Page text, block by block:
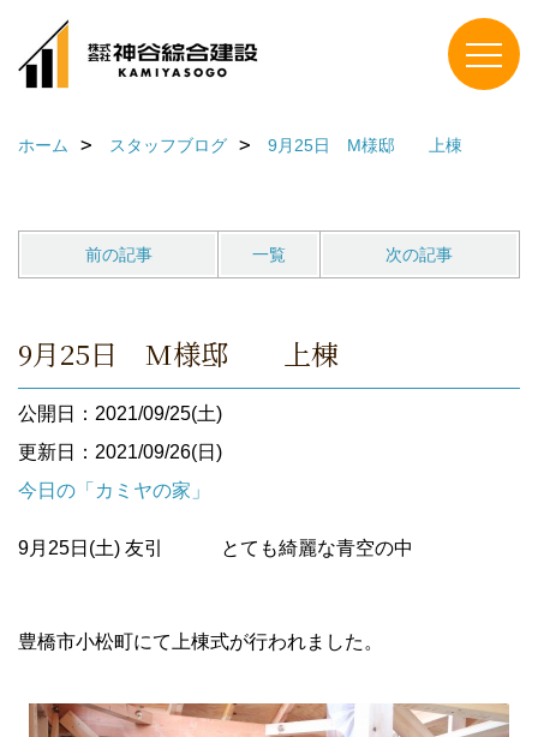
ホーム スタッフブログ 9月25日 M様邸 上棟
前の記事 一覧 次の記事
9月25日 M様邸 上棟
公開日：2021/09/25(土)
更新日：2021/09/26(日)
今日の「カミヤの家」
9月25日(土) 友引 とても綺麗な青空の中
豊橋市小松町にて上棟式が行われました。